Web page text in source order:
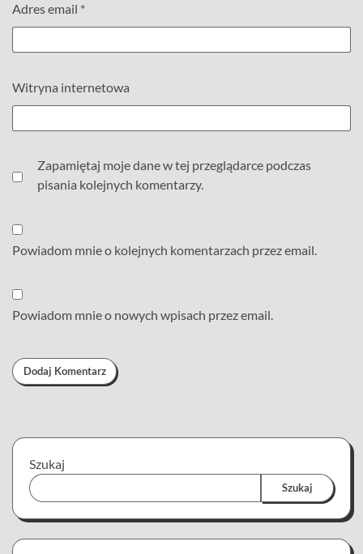
Adres email *
Witryna internetowa
Zapamiętaj moje dane w tej przeglądarce podczas
pisania kolejnych komentarzy.
Powiadom mnie o kolejnych komentarzach przez email.
Powiadom mnie o nowych wpisach przez email.
Szukaj
Szukaj